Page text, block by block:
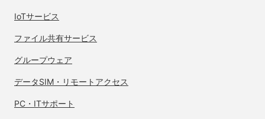
IoTサービス
ファイル共有サービス
グループウェア
データSIM・ リモートアクセス
PC・ITサポート